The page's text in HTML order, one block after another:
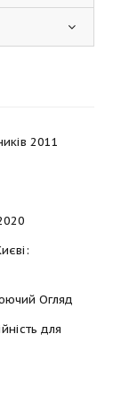
2011
Огляд
для